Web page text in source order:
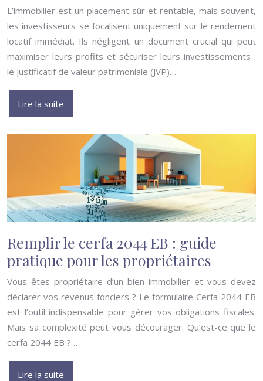
L’immobilier est un placement sûr et rentable, mais souvent,
les investisseurs se focalisent uniquement sur le rendement
locatif immédiat. Ils négligent un document crucial qui peut
maximiser leurs profits et sécuriser leurs investissements :
le justificatif de valeur patrimoniale (JVP)….
Lire la suite
Remplir le cerfa 2044 EB : guide
pratique pour les propriétaires
Vous êtes propriétaire d’un bien immobilier et vous devez
déclarer vos revenus fonciers ? Le formulaire Cerfa 2044 EB
est l’outil indispensable pour gérer vos obligations fiscales.
Mais sa complexité peut vous décourager. Qu’est-ce que le
cerfa 2044 EB ?…
Lire la suite